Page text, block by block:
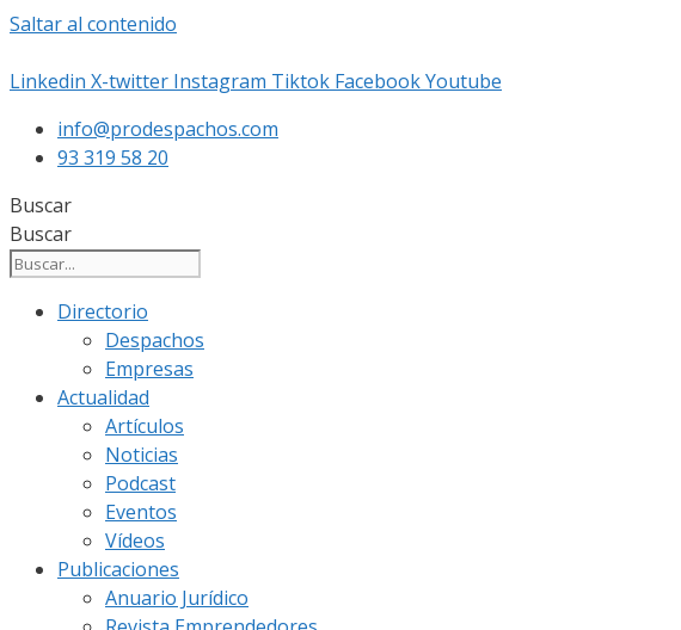
Saltar al contenido
Linkedin X-twitter Instagram Tiktok FacebookYoutube
info@prodespachos.com
93 319 58 20
Buscar
Buscar
Directorio
Despachos
Empresas
Actualidad
Artículos
Noticias
Podcast
Eventos
Vídeos
Publicaciones
Anuario Jurídico